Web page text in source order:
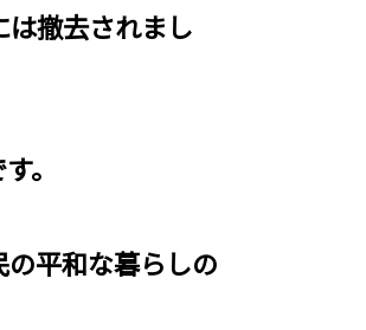
撤去されまし
。
平和な暮らしの